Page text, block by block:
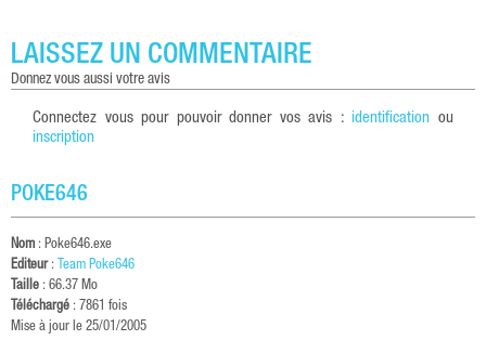
LAISSEZ UN COMMENTAIRE
donnez vous aussi votre avis
Connectez vous pour pouvoir donner vos avis : identification ou
inscription
POKE646
Nom : Poke646.exe
Editeur: Team Poke646
Taille : 66.37 Mo
Téléchargé : 7861 fois
Mise à jour le 25/01/2005